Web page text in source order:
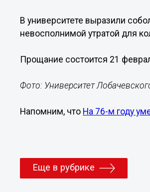
В университете выразили
невосполнимой утратой для
Прощание состоится 21
Фото: Университет
Напомним, что На 76-м году
Еще в рубрике